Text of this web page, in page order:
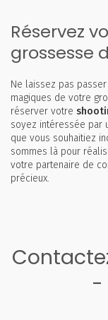
Réservez
grossesse
Ne laissez pas
magiques de votre
réserver votre
soyez intéressée par
que vous souhaitiez
sommes là pour
votre partenaire de
précieux.
-